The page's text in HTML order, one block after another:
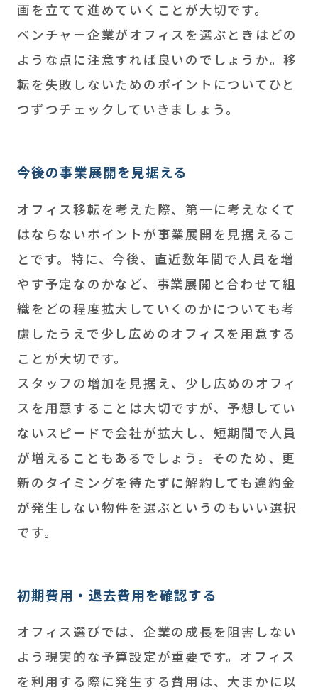
画を立てて進めていくことが大切です。
ベンチャー企業がオフィスを選ぶときはどの
ような点に注意すれば良いのでしょうか。移
転を失敗しないためのポイントについてひと
つずつチェックしていきましょう。
今後の事業展開を見据える
オフィス移転を考えた際、第一に考えなくて
はならないポイントが事業展開を見据えるこ
とです。特に、今後、直近数年間で人員を増
やす予定なのかなど、事業展開と合わせて組
織をどの程度拡大していくのかについても考
慮したうえで少し広めのオフィスを用意する
ことが大切です。
スタッフの増加を見据え、少し広めのオフィ
スを用意することは大切ですが、予想してい
ないスピードで会社が拡大し、短期間で人員
が増えることもあるでしょう。そのため、更
新のタイミングを待たずに解約しても違約金
が発生しない物件を選ぶというのもいい選択
です。
初期費用・退去費用を確認する
オフィス選びでは、企業の成長を阻害しない
よう現実的な予算設定が重要です。オフィス
を利用する際に発生する費用は、大まかに以